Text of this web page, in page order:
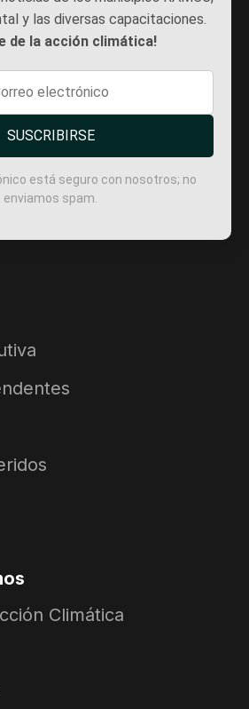
y las diversas capacitaciones.
de la acción climática!
SUSCRIBIRSE
está seguro con nosotros; no
enviamos spam.
Climática